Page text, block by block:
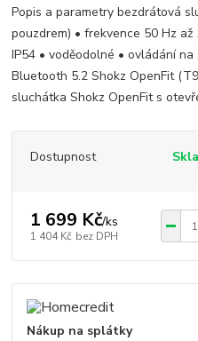
Popis a parametry bezdrátová
pouzdrem) • frekvence 50 Hz
IP54 • voděodolné • ovládání
Bluetooth 5.2 Shokz OpenFit
sluchátka Shokz OpenFit s
Dostupnost
1 699 Kč/ks
1 404 Kč bez DPH
Nákup na splátky